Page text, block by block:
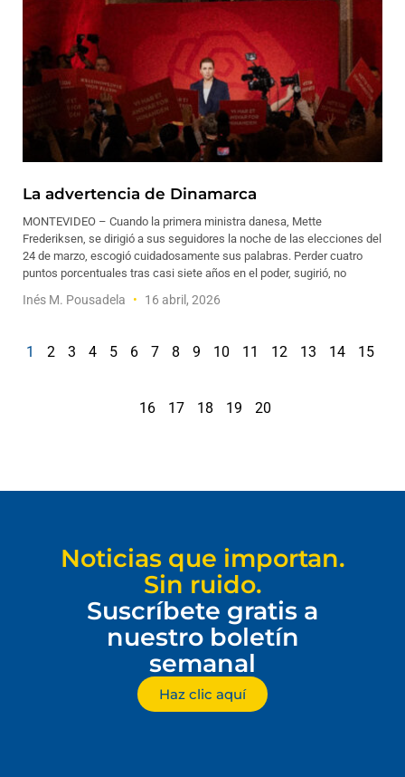
La advertencia de Dinamarca
MONTEVIDEO – Cuando la primera ministra danesa, Mette
Frederiksen, se dirigió a sus seguidores la noche de las elecciones del
24 de marzo, escogió cuidadosamente sus palabras. Perder cuatro
puntos porcentuales tras casi siete años en el poder, sugirió, no
Inés M. Pousadela 16 abril, 2026
1 2 3 4 5 6 7 8 9 10 11 12 13 14 15
16 17 18 19 20
Noticias que importan.
Sin ruido.
Suscríbete gratis a
nuestro boletín
semanal
Haz clic aquí